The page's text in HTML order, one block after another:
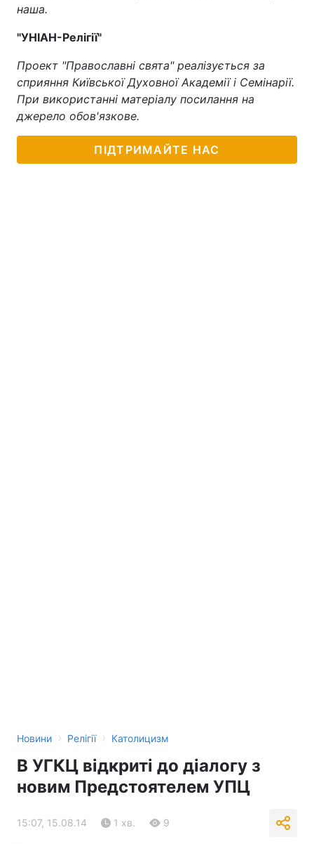
наша.
"УНІАН-Релігії"
Проект "Православні свята" реалізується за
сприяння Київської Духовної Академії і Семінарії.
При використанні матеріалу посилання на
джерело обов'язкове.
ПІДТРИМАЙТЕ НАС
Новини › Релігії › Католицизм
В УГКЦ відкриті до діалогу з
новим Предстоятелем УПЦ
15:07, 15.08.14 1 хв. 9